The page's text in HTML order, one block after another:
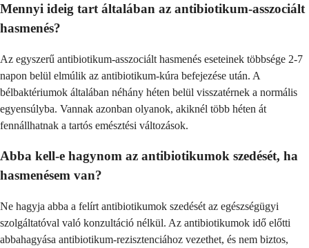
Mennyi ideig tart általában az antibiotikum-asszociált
hasmenés?
Az egyszerű antibiotikum-asszociált hasmenés eseteinek többsége 2-7
napon belül elmúlik az antibiotikum-kúra befejezése után. A
bélbaktériumok általában néhány héten belül visszatérnek a normális
egyensúlyba. Vannak azonban olyanok, akiknél több héten át
fennállhatnak a tartós emésztési változások.
Abba kell-e hagynom az antibiotikumok szedését, ha
hasmenésem van?
Ne hagyja abba a felírt antibiotikumok szedését az egészségügyi
szolgáltatóval való konzultáció nélkül. Az antibiotikumok idő előtti
abbahagyása antibiotikum-rezisztenciához vezethet, és nem biztos,